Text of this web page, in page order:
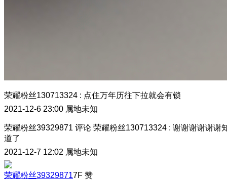
荣耀粉丝130713324 : 点住万年历往下拉就会有锁
2021-12-6 23:00 属地未知
荣耀粉丝39329871 评论 荣耀粉丝130713324 : 谢谢谢谢谢谢
道了
2021-12-7 12:02 属地未知
荣耀粉丝393298717F 赞